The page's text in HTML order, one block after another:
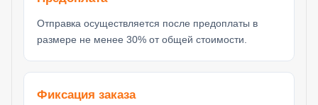
Отправка осуществляется после предоплаты в
размере не менее 30% от общей стоимости.
Фиксация заказа